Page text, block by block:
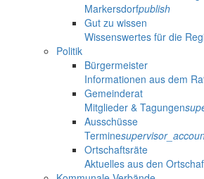
Markersdorfpublish
Gut zu wissen
Wissenswertes für die
Politik
Bürgermeister
Informationen aus dem
Gemeinderat
Mitglieder & Tagungen
Ausschüsse
Termine
Ortschaftsräte
Aktuelles aus den